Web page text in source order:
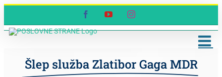
content
FacebookYouTubeInstagram
Šlep služba Zlatibor Gaga MDR